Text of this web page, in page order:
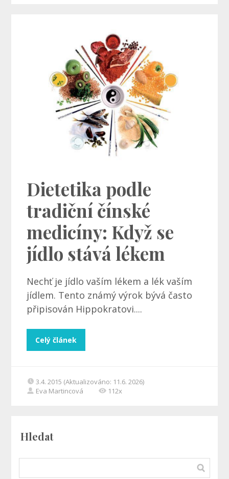
Dietetika podle
tradiční čínské
medicíny: Když se
jídlo stává lékem
Nechť je jídlo vaším lékem a lék vaším
jídlem. Tento známý výrok bývá často
připisován Hippokratovi....
Celý článek
3.4. 2015 (Aktualizováno: 11.6. 2026)
Eva Martincová
112x
Hledat